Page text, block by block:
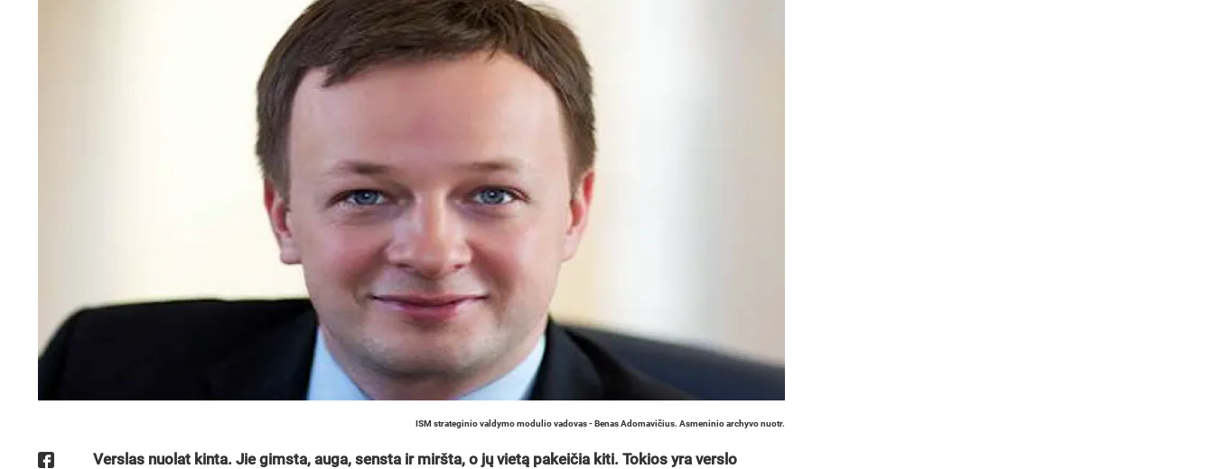
ISM strateginio valdymo modulio vadovas - Benas Adomavičius. Asmeninio archyvo nuotr.
Verslas nuolat kinta. Jie gimsta, auga, sensta ir miršta, o jų vietą pakeičia kiti. Tokios yra verslo